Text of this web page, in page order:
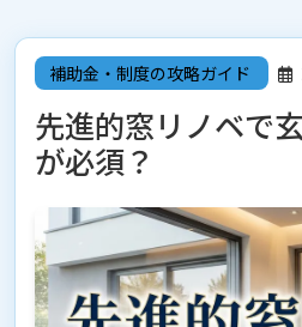
補助金・制度の攻略ガイド
先進的窓リノベで
が必須？